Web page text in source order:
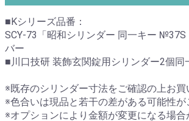
■Kシリーズ品番：
SCY-73「昭和シリンダー 同一キー
バー
■川口技研 装飾玄関錠用シリンダー2個同
※既存のシリンダー寸法をご確認の上お買
※色合いは現品と若干の差がある可能性が
※オプションにより金額が変更になる場合